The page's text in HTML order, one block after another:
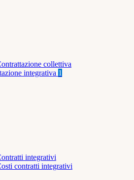
collettiva
integrativa 1
integrativi
contratti integrativi